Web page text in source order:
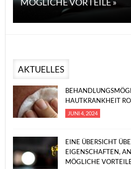
AKTUELLES
HAUTKRANKHEIT
JUNI 4, 2024
EINE ÜBERSICHT
EIGENSCHAFTEN,
MÖGLICHE